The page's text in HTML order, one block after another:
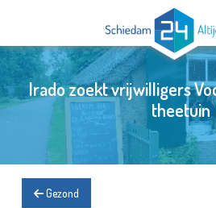
Irado zoekt vrijwilligers
theetuin
Gezond